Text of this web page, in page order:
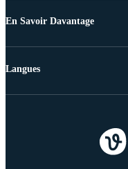
En Savoir Davantage
Langues